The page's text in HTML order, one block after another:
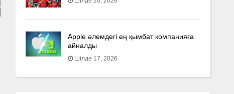
Apple әлемдегі ең қымбат компанияға
айналды
Шілде 17, 2026